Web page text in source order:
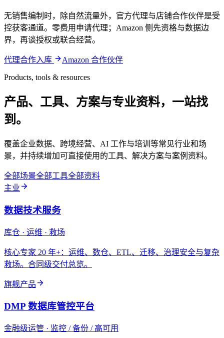
无销售编制时，除自然流量外，官方代理与店铺合作伙伴是受
控获客通道。零费用申请代理；Amazon 侧先资格与数据边
界，再谈授权或联合经营。
代理合作入库 Amazon 合作伙伴
Products, tools & resources
产品、工具、方案与专业资料，一站找
到。
覆盖企业数据、跨境经营、AI 工作与培训等常见行业和场
景，并持续增加可直接使用的工具、解决方案与案例资料。
全部场景全部工具全部资料
主业
数据技术服务
库仓 · 运维 · 救场
核心专家 20 年+：运维、数仓、ETL、迁移、治理安全与复杂
救场。合同级交付总览。
旗舰产品
DMP 数据库管控平台
金融级运管 · 监控 / 备份 / 高可用